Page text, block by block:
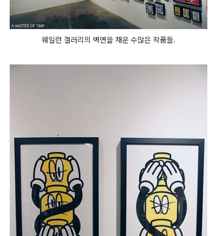
웨일런 갤러리의 벽면을 채운 수많은 작품들.